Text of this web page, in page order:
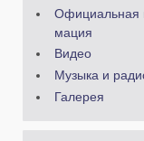
Официальная
мация
Видео
Музыка и
Галерея